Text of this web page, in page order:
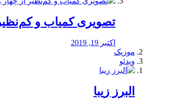
️تصویری کمیاب و کم‌نظیر از
اکتبر 19, 2019
موزیک
ویدئو
البرز زیبا